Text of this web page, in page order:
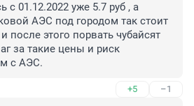
с 01.12.2022 уже 5.7 руб , а
АЭС под городом так стоит
после этого порвать чубайсят
за такие цены и риск
с АЭС.
+5 –1